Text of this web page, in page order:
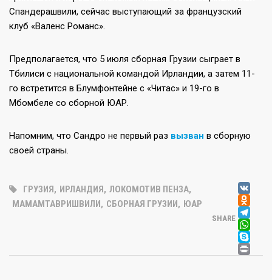
Спандерашвили, сейчас выступающий за французский
клуб «Валенс Романс».
Предполагается, что 5 июля сборная Грузии сыграет в
Тбилиси с национальной командой Ирландии, а затем 11-
го встретится в Блумфонтейне с «Читас» и 19-го в
Мбомбеле со сборной ЮАР.
Напомним, что Сандро не первый раз вызван в сборную
своей страны.
ГРУЗИЯ, ИРЛАНДИЯ, ЛОКОМОТИВ ПЕНЗА,
МАМАМТАВРИШВИЛИ, СБОРНАЯ ГРУЗИИ, ЮАР
SHARE